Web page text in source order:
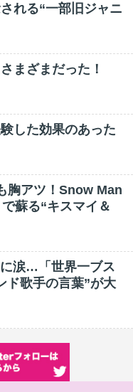
れる“一部旧ジャニ
まざまだった！
した効果のあった
胸アツ！Snow Man
蘇る“キスマイ＆
涙…「世界一ブス
ド歌手の言葉”が大